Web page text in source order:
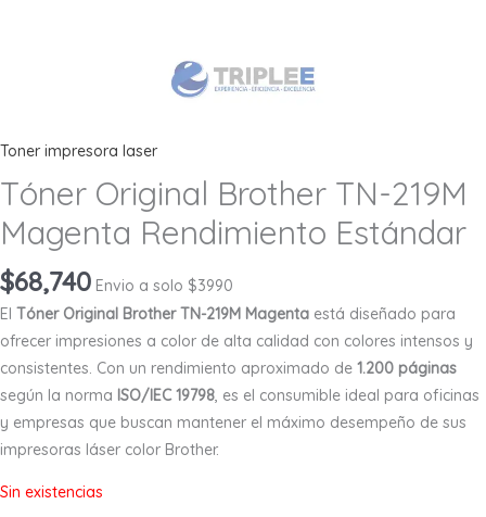
Toner impresora laser
Tóner Original Brother TN-219M
Magenta Rendimiento Estándar
$68,740 Envio a solo $3990
El Tóner Original Brother TN-219M Magenta está diseñado para
ofrecer impresiones a color de alta calidad con colores intensos y
consistentes. Con un rendimiento aproximado de 1.200 páginas
según la norma ISO/IEC 19798, es el consumible ideal para oficinas
y empresas que buscan mantener el máximo desempeño de sus
impresoras láser color Brother.
Sin existencias